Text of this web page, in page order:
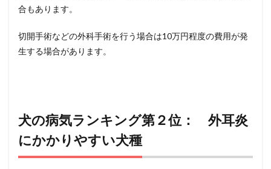
合もあります。
切開手術などの外科手術を行う場合は10万円程度の費用が発
生する場合があります。
犬の病気ランキング第２位： 外耳炎
にかかりやすい犬種